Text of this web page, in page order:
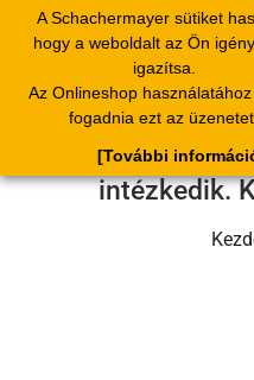
A Schachermayer sütiket
hogy a weboldalt az Ön
igazítsa.
Az Onlineshop
fogadnia ezt az üzenetet.
[További
navigation
Sajnos
intézkedik.